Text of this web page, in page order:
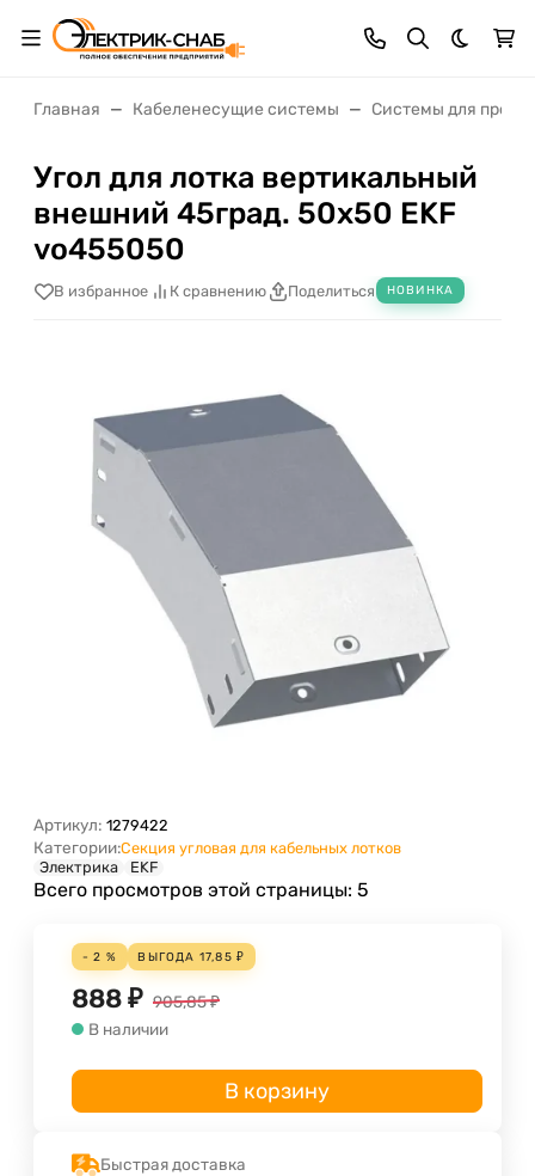
Темная
Главная Кабеленесущие системы Системы для
Угол для лотка вертикальный
внешний 45град. 50х50 EKF
vo455050
В избранное К сравнению Поделиться НОВИНКА
Артикул: 1279422
Категории:Секция угловая для кабельных лотков
Электрика
EKF
Всего просмотров этой страницы: 5
- 2 % ВЫГОДА 17,85 ₽
888 ₽ 905,85₽
В наличии
В корзину
Быстрая доставка